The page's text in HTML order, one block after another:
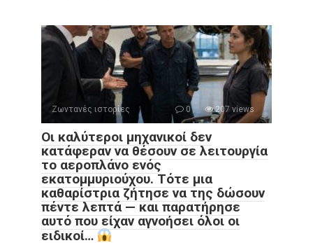
Ζωντανές ιστορίες 0 207 views
Οι καλύτεροι μηχανικοί δεν
κατάφεραν να θέσουν σε λειτουργία
το αεροπλάνο ενός
εκατομμυριούχου. Τότε μια
καθαρίστρια ζήτησε να της δώσουν
πέντε λεπτά — και παρατήρησε
αυτό που είχαν αγνοήσει όλοι οι
ειδικοί…